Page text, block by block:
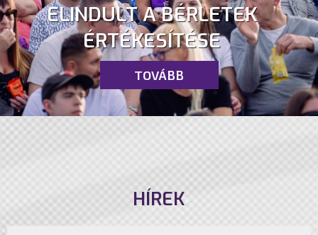
ELINDULT A BÉRLETEK
ÉRTÉKESÍTÉSE
TOVÁBB
HÍREK